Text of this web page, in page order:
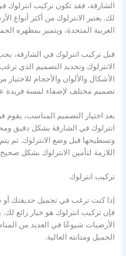
الشارقة، فقد تكون تركيب انترلوك
لك. يعتبر الانترلوك من أكثر أنواع
العربية المتحدة، ويتميز بمظهره
قبل تركيب انترلوك في الشارقة،
الانترلوك وتحديد التصميم الذي
الأشكال والألوان والأحجام للاختيار
تصميم مختلف لإضفاء لمسة فريدة
بعد اختيار التصميم المناسب،
انترلوك في الشارقة بشكل دقيق
وتسطيحها قبل وضع الانترلوك. ثم
اللازمة لتأمين الانترلوك بشكل
تركيب انترلوك
إذا كنت ترغب في تجميل حديقتك أو
فإن تركيب انترلوك هو خيار رائع لك.
الأرضيات شيوعًا في العديد من
الجميل ومتانته العالية.